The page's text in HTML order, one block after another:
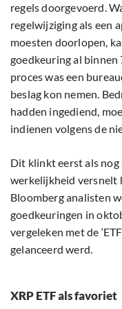
regels doorgevoerd.
regelwijziging als een
moesten doorlopen,
goedkeuring al binnen
proces was een
beslag kon nemen.
hadden ingediend,
indienen volgens de
Dit klinkt eerst als nog
werkelijkheid versnelt
Bloomberg analisten
goedkeuringen in
vergeleken met de
gelanceerd werd.
XRP ETF als favoriet